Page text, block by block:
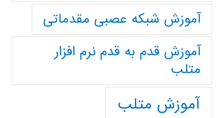
آموزش شبکه عصبی مقدماتی
آموزش قدم به قدم نرم افزار
متلب
آموزش متلب